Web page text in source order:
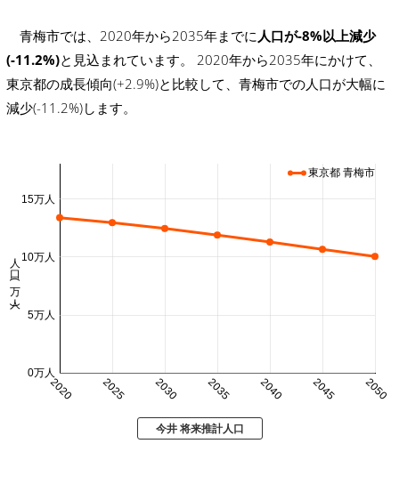
青梅市では、2020年から2035年までに 人口が-8%以上減少
(-11.2%)と見込まれています。 2020年から2035年にかけて、
東京都の成長傾向(+2.9%)と比較して、青梅市での人口が大幅に
減少(-11.2%)します。
2020 2025 2030 2035 2040 2045 2050
0万人
5万人
10万人
15万人
人口 (万人)
東京都 青梅市
今井 将来推計人口